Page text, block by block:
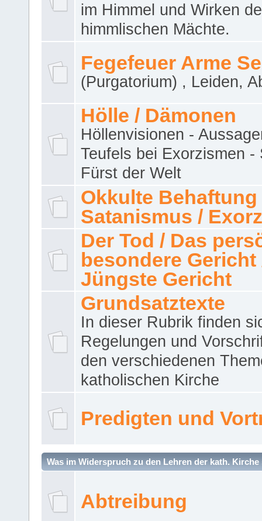
im Himmel und Wirken
himmlischen Mächte.
Fegefeuer Arme
(Purgatorium) , Leiden,
Hölle / Dämonen
Höllenvisionen -
Teufels bei Exorzismen -
Fürst der Welt
Okkulte Behaftung
Satanismus /
Der Tod / Das
besondere Gericht
Jüngste Gericht
Grundsatztexte
In dieser Rubrik finden
Regelungen und
den verschiedenen
katholischen Kirche
Predigten und
Was im Widerspruch zu den Lehren der kath. Kirche
Abtreibung